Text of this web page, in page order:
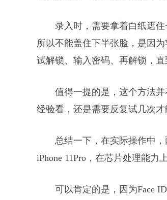
录入时，需要拿着白纸遮
所以不能盖住下半张脸，是因
试解锁、输入密码、再解锁，
值得一提的是，这个方法
经验看，还是需要反复试几次
总结一下，在实际操作中
iPhone 11Pro，在芯片处理能力
可以肯定的是，因为Face